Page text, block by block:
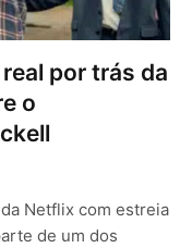
por trás da
o
Netflix com estreia
de um dos